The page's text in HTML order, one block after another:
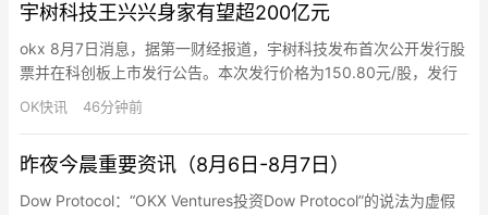
宇树科技王兴兴身家有望超200亿元
okx 8月7日消息，据第一财经报道，宇树科技发布首次公开发行股
票并在科创板上市发行公告。本次发行价格为150.80元/股，发行
的股票数量为4044.64万股，发行后总股本为4.045亿股。宇树科
技初始发行市值近610亿元。招股书显示，发行前宇树科技创始人
身家达203.5亿元
OK快讯 46分钟前
昨夜今晨重要资讯（8月6日-8月7日）
Dow Protocol：“OKX Ventures投资Dow Protocol”的说法为虚假